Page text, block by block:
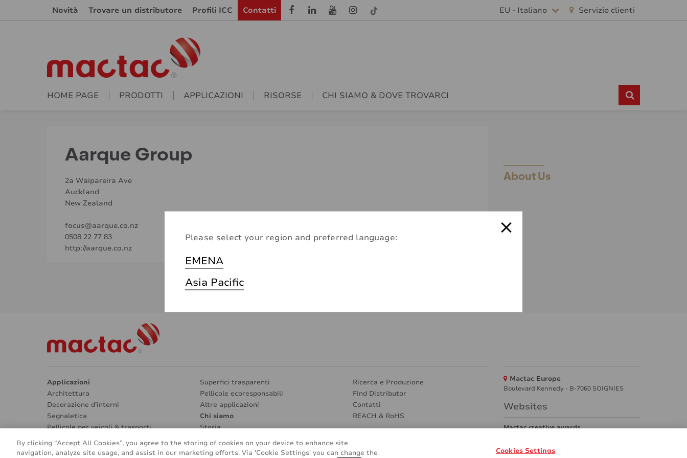
Novità Trovare un distributore Profili ICC Contatti EU - Italiano
Please select your region and preferred language:
EMENA
Asia Pacific
Servizio clienti
HOME PAGE PRODOTTI APPLICAZIONI RISORSE CHI SIAMO & DOVE TROVARCI
Aarque Group
2a Waipareira Ave
Auckland
New Zealand
focus@aarque.co.nz
0508 22 77 83
http://aarque.co.nz
About Us
Applicazioni
Architettura
Decorazione d’interni
Segnaletica
Pellicole per veicoli & trasporti
Superfici trasparenti
Pellicole ecoresponsabili
Altre applicazioni
Chi siamo
Storia
Ricerca e Produzione
Find Distributor
Contatti
REACH & RoHS
Mactac Europe
Boulevard Kennedy - B-7060 SOIGNIES
Websites
Mactac creative awards
By clicking “Accept All Cookies”, you agree to the storing of cookies on your device to enhance site
navigation, analyze site usage, and assist in our marketing efforts. Via 'Cookie Settings' you can change the
Cookies Settings